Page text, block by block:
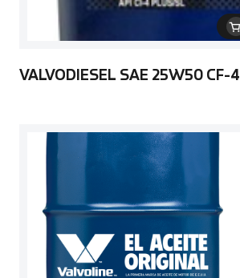
VALVODIESEL SAE 25W50 CF-4